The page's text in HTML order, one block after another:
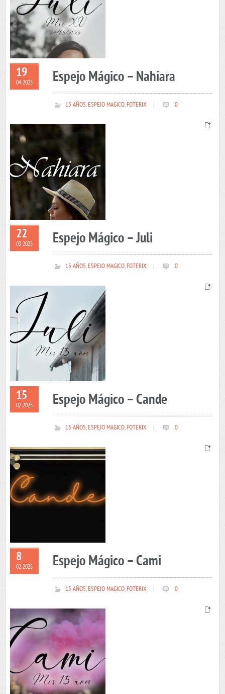
19
04 2025 Espejo Mágico – Nahiara
15 AÑOS,ESPEJO MAGICO,FOTERIX 0
22
03 2025 Espejo Mágico – Juli
15 AÑOS,ESPEJO MAGICO,FOTERIX 0
15
02 2025 Espejo Mágico – Cande
15 AÑOS,ESPEJO MAGICO,FOTERIX 0
8
02 2025 Espejo Mágico – Cami
15 AÑOS,ESPEJO MAGICO,FOTERIX 0